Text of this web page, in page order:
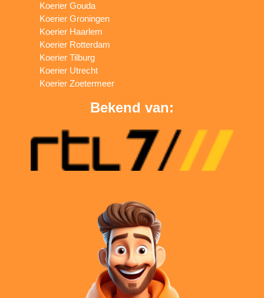
Koerier Gouda
Koerier Groningen
Koerier Haarlem
Koerier Rotterdam
Koerier Tilburg
Koerier Utrecht
Koerier Zoetermeer
Bekend van: